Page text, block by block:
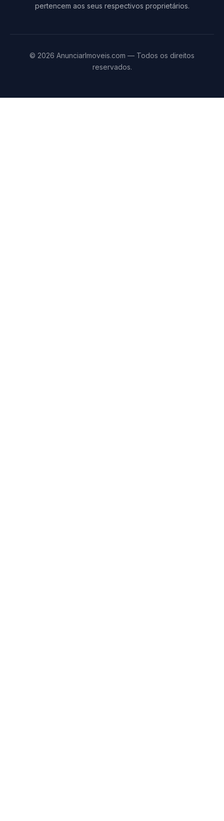
pertencem aos seus respectivos proprietários.
© 2026 AnunciarImoveis.com — Todos os direitos
reservados.